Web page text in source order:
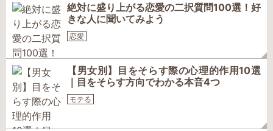
絶対に盛り上がる恋愛の二択質問100選！好
きな人に聞いてみよう
恋愛
【男女別】目をそらす際の心理的作用10選
｜目をそらす方向でわかる本音4つ
モテる